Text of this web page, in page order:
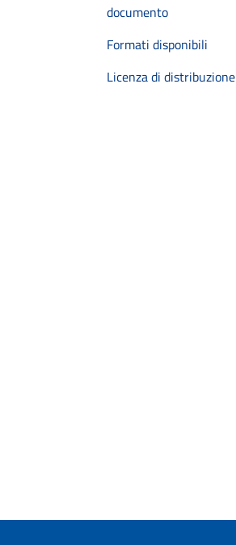
documento
Formati disponibili
Licenza di distribuzione